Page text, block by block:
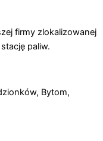
firmy zlokalizowanej
paliw.
Bytom,